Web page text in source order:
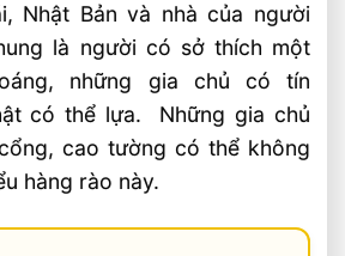
Nhật Bản và nhà của người
là người có sở thích một
những gia chủ có tín
có thể lựa. Những gia chủ
cao tường có thể không
hàng rào này.